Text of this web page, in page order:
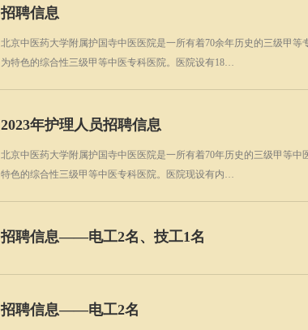
招聘信息
北京中医药大学附属护国寺中医医院是一所有着70余年历史的三级甲
为特色的综合性三级甲等中医专科医院。医院设有18…
2023年护理人员招聘信息
北京中医药大学附属护国寺中医医院是一所有着70年历史的三级甲等
特色的综合性三级甲等中医专科医院。医院现设有内…
招聘信息——电工2名、技工1名
招聘信息——电工2名